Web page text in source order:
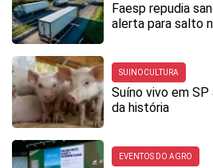
Faesp repudia
alerta para salto
SUINOCULTURA
Suíno vivo em
da história
EVENTOS DO AGRO